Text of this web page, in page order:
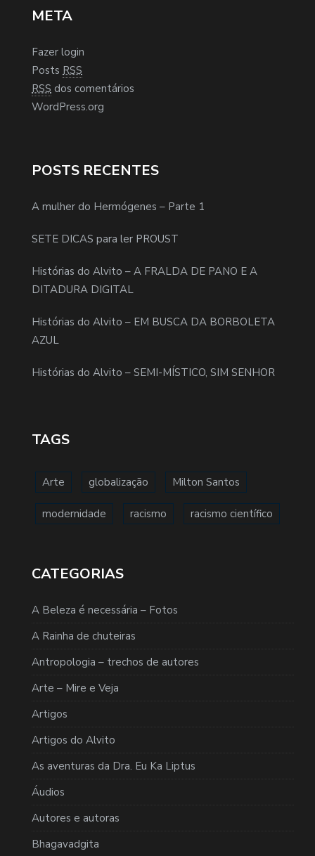
META
Fazer login
Posts RSS
RSS dos comentários
WordPress.org
POSTS RECENTES
A mulher do Hermógenes – Parte 1
SETE DICAS para ler PROUST
Histórias do Alvito – A FRALDA DE PANO E A
DITADURA DIGITAL
Histórias do Alvito – EM BUSCA DA BORBOLETA
AZUL
Histórias do Alvito – SEMI-MÍSTICO, SIM SENHOR
TAGS
Arte globalização Milton Santos
modernidade racismo racismo científico
CATEGORIAS
A Beleza é necessária – Fotos
A Rainha de chuteiras
Antropologia – trechos de autores
Arte – Mire e Veja
Artigos
Artigos do Alvito
As aventuras da Dra. Eu Ka Liptus
Áudios
Autores e autoras
Bhagavadgita